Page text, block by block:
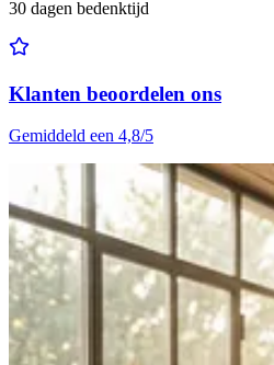
30 dagen bedenktijd
Klanten beoordelen ons
Gemiddeld een 4,8/5